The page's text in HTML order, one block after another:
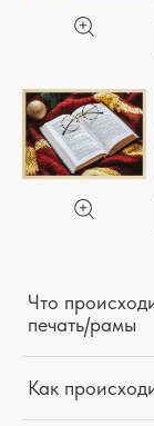
Что
печать/рамы
Как